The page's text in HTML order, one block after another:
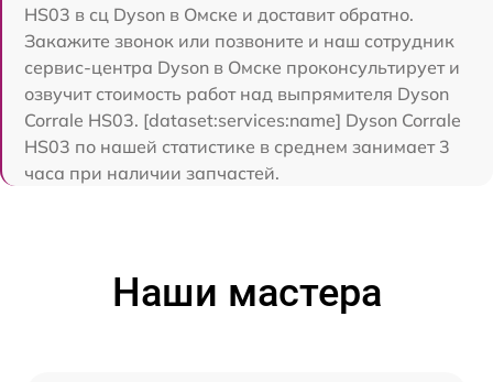
HS03 в сц Dyson в Омске и доставит обратно.
Закажите звонок или позвоните и наш сотрудник
сервис-центра Dyson в Омске проконсультирует и
озвучит стоимость работ над выпрямителя Dyson
Corrale HS03. [dataset:services:name] Dyson Corrale
HS03 по нашей статистике в среднем занимает 3
часа при наличии запчастей.
Наши мастера